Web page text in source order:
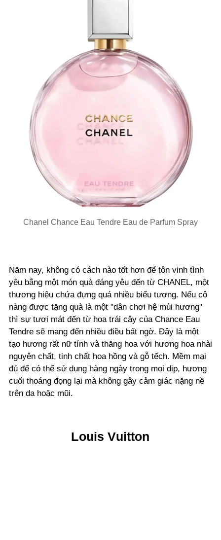
Chanel Chance Eau Tendre Eau de Parfum Spray
Năm nay, không có cách nào tốt hơn để tôn vinh tình
yêu bằng một món quà đáng yêu đến từ CHANEL, một
thương hiệu chứa đựng quá nhiều biểu tượng. Nếu cô
nàng được tặng quà là một "dân chơi hệ mùi hương"
thì sự tươi mát đến từ hoa trái cây của Chance Eau
Tendre sẽ mang đến nhiều điều bất ngờ. Đây là một
tạo hương rất nữ tính và thăng hoa với hương hoa nhài
nguyên chất, tinh chất hoa hồng và gỗ tếch. Mềm mại
đủ để có thể sử dụng hàng ngày trong mọi dịp, hương
cuối thoáng đọng lại mà không gây cảm giác nặng nề
trên da hoặc mũi.
Louis Vuitton